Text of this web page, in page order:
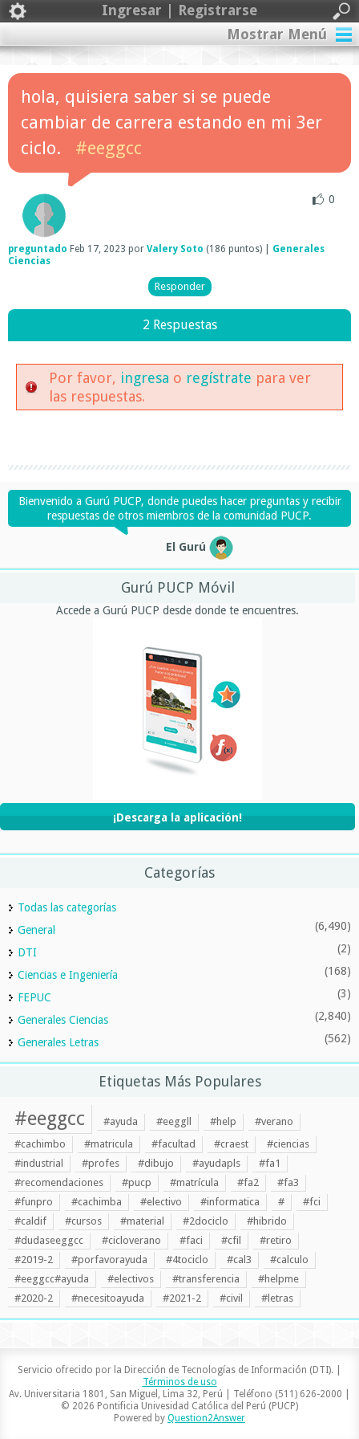
Ingresar | Registrarse
Mostrar Menú
hola, quisiera saber si se puede
cambiar de carrera estando en mi 3er
ciclo.
#eeggcc
0
preguntado Feb 17, 2023 por Valery Soto (186 puntos)
Generales
Ciencias
2 Respuestas
Por favor, ingresa o regístrate para ver
las respuestas.
Bienvenido a Gurú PUCP, donde puedes hacer preguntas y recibir
respuestas de otros miembros de la comunidad PUCP.
El Gurú
Gurú PUCP Móvil
Accede a Gurú PUCP desde donde te encuentres.
¡Descarga la aplicación!
Categorías
Todas las categorías
General
(6,490)
DTI (2)
Ciencias e Ingeniería (168)
FEPUC (3)
Generales Ciencias (2,840)
Generales Letras (562)
Etiquetas Más Populares
#eeggcc #ayuda #eeggll #help
#verano
#cachimbo
#matricula #facultad #craest
#ciencias
#industrial
#profes #dibujo #ayudapls
#fa1
#recomendaciones
#pucp #matrícula #fa2
#fa3
#funpro
#cachimba #electivo #informatica #
#fci
#caldif
#cursos #material #2dociclo
#hibrido
#dudaseeggcc
#cicloverano #faci #cfil
#retiro
#2019-2
#porfavorayuda #4tociclo #cal3
#calculo
#eeggcc#ayuda
#electivos #transferencia
#helpme
#2020-2
#necesitoayuda #2021-2 #civil #letras
Servicio ofrecido por la Dirección de Tecnologías de Información (DTI). |
Términos de uso
Av. Universitaria 1801, San Miguel, Lima 32, Perú | Teléfono (511) 626-2000 |
© 2026 Pontificia Univesidad Católica del Perú (PUCP)
Powered by Question2Answer